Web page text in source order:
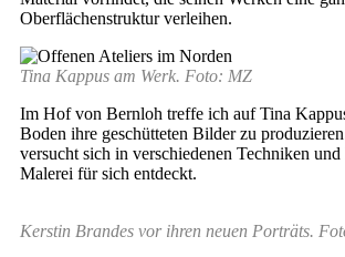
Oberflächenstruktur verleihen.
Tina Kappus am Werk. Foto: MZ
Im Hof von Bernloh treffe ich auf Tina
Boden ihre geschütteten Bilder zu
versucht sich in verschiedenen Techniken und
Malerei für sich entdeckt.
Kerstin Brandes vor ihren neuen Porträts.